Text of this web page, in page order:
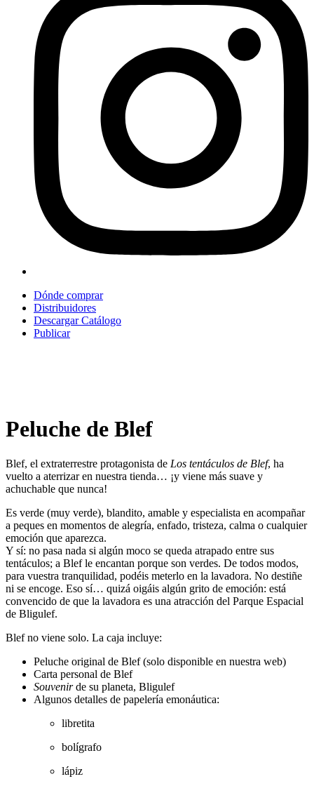
Dónde comprar
Distribuidores
Descargar Catálogo
Publicar
Peluche de Blef
Blef, el extraterrestre protagonista de Los tentáculos de Blef, ha
vuelto a aterrizar en nuestra tienda… ¡y viene más suave y
achuchable que nunca!
Es verde (muy verde), blandito, amable y especialista en acompañar
a peques en momentos de alegría, enfado, tristeza, calma o cualquier
emoción que aparezca.
Y sí: no pasa nada si algún moco se queda atrapado entre sus
tentáculos; a Blef le encantan porque son verdes. De todos modos,
para vuestra tranquilidad, podéis meterlo en la lavadora. No destiñe
ni se encoge. Eso sí… quizá oigáis algún grito de emoción: está
convencido de que la lavadora es una atracción del Parque Espacial
de Bligulef.
Blef no viene solo. La caja incluye:
Peluche original de Blef (solo disponible en nuestra web)
Carta personal de Blef
Souvenirde su planeta, Bligulef
Algunos detalles de papelería emonáutica:
libretita
bolígrafo
lápiz